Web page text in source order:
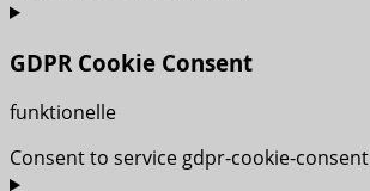
GDPR Cookie Consent
funktionelle
Consent to service gdpr-cookie-consent